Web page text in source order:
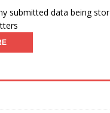
submitted data being